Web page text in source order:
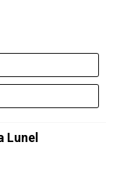
Lunel